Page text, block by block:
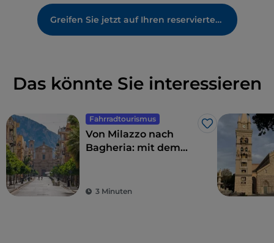
Greifen Sie jetzt auf Ihren reservierten Bereich zu
Das könnte Sie interessieren
Fahrradtourismus
Like
Von Milazzo nach
Bagheria: mit dem
3 Minuten